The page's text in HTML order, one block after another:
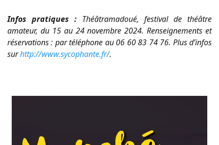
Infos pratiques : Théâtramadoué, festival de théâtre
amateur, du 15 au 24 novembre 2024. Renseignements et
réservations : par téléphone au 06 60 83 74 76. Plus d’infos
surhttp://www.sycophante.fr/.